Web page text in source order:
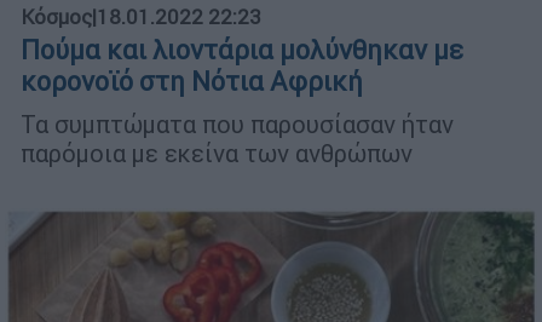
Κόσμος|18.01.2022 22:23
Πούμα και λιοντάρια μολύνθηκαν με
κορονοϊό στη Νότια Αφρική
Τα συμπτώματα που παρουσίασαν ήταν
παρόμοια με εκείνα των ανθρώπων